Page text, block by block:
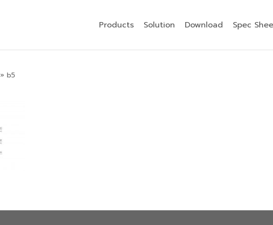
Products Solution Download Spec
» b5